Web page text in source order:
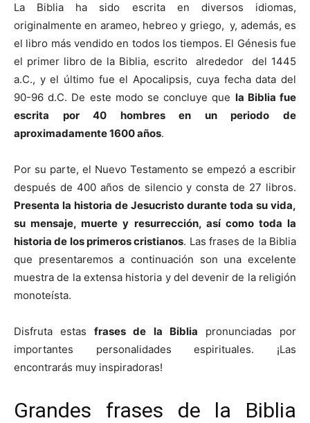
La Biblia ha sido escrita en diversos idiomas,
originalmente en arameo, hebreo y griego, y, además, es
el libro más vendido en todos los tiempos. El Génesis fue
el primer libro de la Biblia, escrito alrededor del 1445
a.C., y el último fue el Apocalipsis, cuya fecha data del
90-96 d.C. De este modo se concluye que la Biblia fue
escrita por 40 hombres en un periodo de
aproximadamente 1600 años.
Por su parte, el Nuevo Testamento se empezó a escribir
después de 400 años de silencio y consta de 27 libros.
Presenta la historia de Jesucristo durante toda su vida,
su mensaje, muerte y resurrección, así como toda la
historia de los primeros cristianos. Las frases de la Biblia
que presentaremos a continuación son una excelente
muestra de la extensa historia y del devenir de la religión
monoteísta.
Disfruta estasfrases de la Biblia pronunciadas por
importantes personalidades espirituales. ¡Las
encontrarás muy inspiradoras!
Grandes frases de la Biblia